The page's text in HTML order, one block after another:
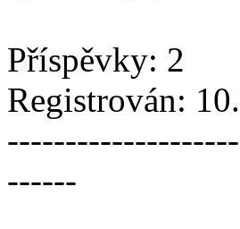
Příspěvky: 2
Registrován:
------